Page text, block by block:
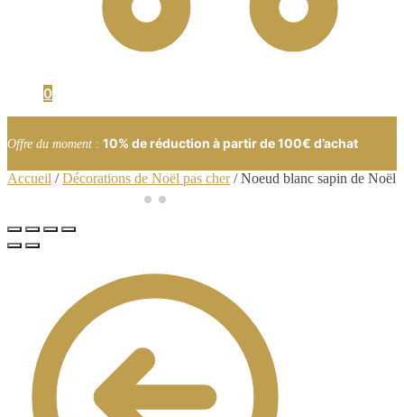
0
Offre du moment : 10% de réduction à partir de 100€ d’achat
Accueil /Décorations de Noël pas cher/Noeud blanc sapin de Noël